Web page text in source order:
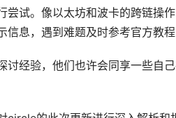
试。像以太坊和波卡的跨链操
信息，遇到难题及时参考官方教
经验，他们也许会同享一些自